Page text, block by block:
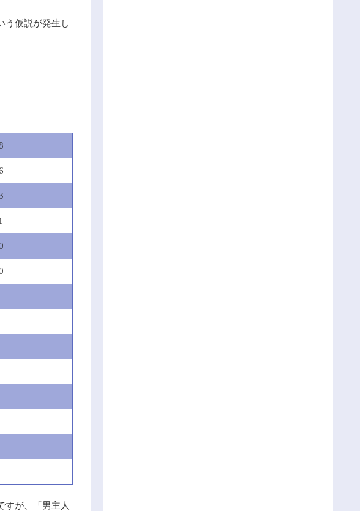
う仮説が発生し
すが、「男主人